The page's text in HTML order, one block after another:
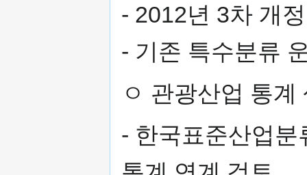
- 2012년 3차 개
- 기존 특수분류
ㅇ 관광산업 통
- 한국표준산업